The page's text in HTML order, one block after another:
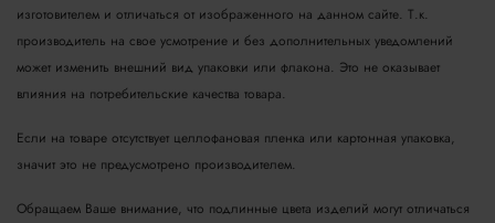
изготовителем и отличаться от изображенного на данном сайте. Т.к.
производитель на свое усмотрение и без дополнительных уведомлений
может изменить внешний вид упаковки или флакона. Это не оказывает
влияния на потребительские качества товара.
Если на товаре отсутствует целлофановая пленка или картонная упаковка,
значит это не предусмотрено производителем.
Обращаем Ваше внимание, что подлинные цвета изделий могут отличаться